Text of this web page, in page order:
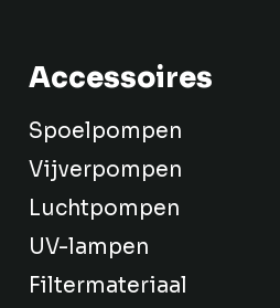
Accessoires
Spoelpompen
Vijverpompen
Luchtpompen
UV-lampen
Filtermateriaal